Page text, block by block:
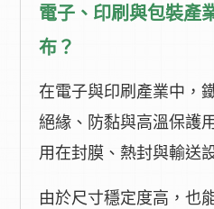
電子、印刷與包裝產
布？
在電子與印刷產業中，
絕緣、防黏與高溫保護
用在封膜、熱封與輸送
由於尺寸穩定度高，也